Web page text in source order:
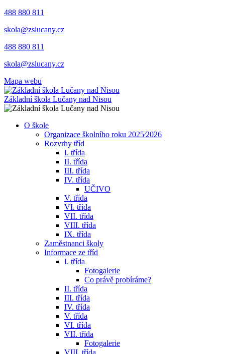
488 880 811
skola@zslucany.cz
488 880 811
skola@zslucany.cz
Mapa webu
Základní škola Lučany nad Nisou
O škole
Organizace školního roku 2025⁄2026
Rozvrhy tříd
I. třída
II. třída
III. třída
IV. třída
UČIVO
V. třída
VI. třída
VII. třída
VIII. třída
IX. třída
Zaměstnanci školy
Informace ze tříd
I. třída
Fotogalerie
Co právě probíráme?
II. třída
III. třída
IV. třída
V. třída
VI. třída
VII. třída
Fotogalerie
VIII. třída